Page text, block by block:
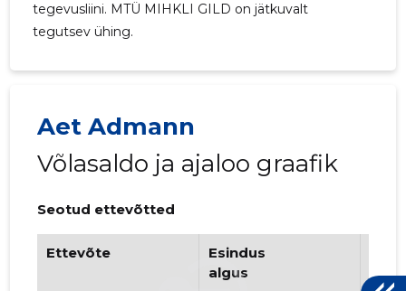
tegevusliini. MTÜ MIHKLI GILD on jätkuvalt
tegutsev ühing.
Aet Admann
Võlasaldo ja ajaloo graafik
Seotud ettevõtted
Ettevõte
Esindus
algus
lõpp